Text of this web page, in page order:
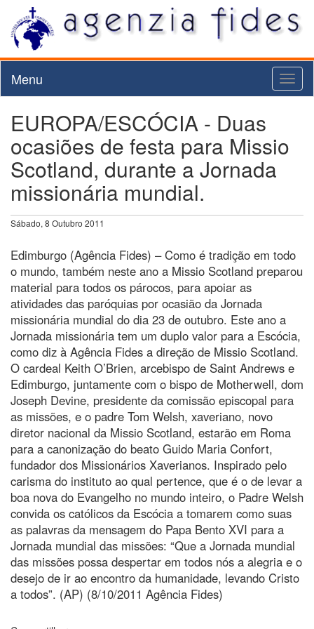
Menu
EUROPA/ESCÓCIA - Duas
ocasiões de festa para Missio
Scotland, durante a Jornada
missionária mundial.
Sábado, 8 Outubro 2011
Edimburgo (Agência Fides) – Como é tradição em todo
o mundo, também neste ano a Missio Scotland preparou
material para todos os párocos, para apoiar as
atividades das paróquias por ocasião da Jornada
missionária mundial do dia 23 de outubro. Este ano a
Jornada missionária tem um duplo valor para a Escócia,
como diz à Agência Fides a direção de Missio Scotland.
O cardeal Keith O’Brien, arcebispo de Saint Andrews e
Edimburgo, juntamente com o bispo de Motherwell, dom
Joseph Devine, presidente da comissão episcopal para
as missões, e o padre Tom Welsh, xaveriano, novo
diretor nacional da Missio Scotland, estarão em Roma
para a canonização do beato Guido Maria Confort,
fundador dos Missionários Xaverianos. Inspirado pelo
carisma do instituto ao qual pertence, que é o de levar a
boa nova do Evangelho no mundo inteiro, o Padre Welsh
convida os católicos da Escócia a tomarem como suas
as palavras da mensagem do Papa Bento XVI para a
Jornada mundial das missões: “Que a Jornada mundial
das missões possa despertar em todos nós a alegria e o
desejo de ir ao encontro da humanidade, levando Cristo
a todos”. (AP) (8/10/2011 Agência Fides)